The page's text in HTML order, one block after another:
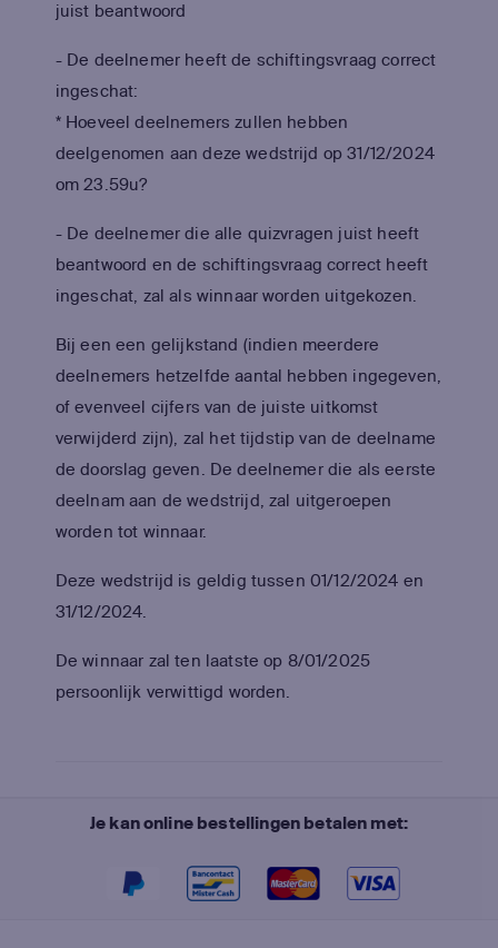
juist beantwoord
- De deelnemer heeft de schiftingsvraag correct
ingeschat:
* Hoeveel deelnemers zullen hebben
deelgenomen aan deze wedstrijd op 31/12/2024
om 23.59u?
- De deelnemer die alle quizvragen juist heeft
beantwoord en de schiftingsvraag correct heeft
ingeschat, zal als winnaar worden uitgekozen.
Bij een een gelijkstand (indien meerdere
deelnemers hetzelfde aantal hebben ingegeven,
of evenveel cijfers van de juiste uitkomst
verwijderd zijn), zal het tijdstip van de deelname
de doorslag geven. De deelnemer die als eerste
deelnam aan de wedstrijd, zal uitgeroepen
worden tot winnaar.
Deze wedstrijd is geldig tussen 01/12/2024 en
31/12/2024.
De winnaar zal ten laatste op 8/01/2025
persoonlijk verwittigd worden.
Je kan online bestellingen betalen met: